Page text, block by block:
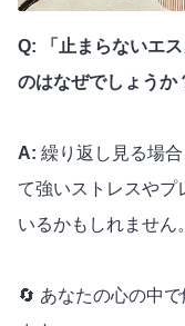
Q: 「止まらないエ
のはなぜでしょうか
A: 繰り返し見る場
て強いストレスやプ
いるかもしれません。
🔄 あなたの心の中